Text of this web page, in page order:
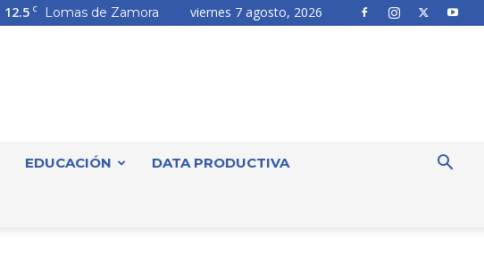
12.5 C Lomas de Zamora viernes 7 agosto, 2026
EDUCACIÓN DATA PRODUCTIVA